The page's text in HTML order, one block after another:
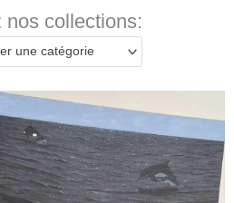
nos collections:
une catégorie